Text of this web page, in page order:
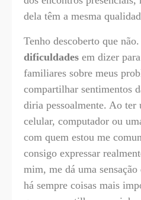
dela têm a mesma
Tenho descoberto que
dificuldades em dizer
familiares sobre meus
compartilhar sentimentos
diria pessoalmente. Ao ter
celular, computador ou
com quem estou me
consigo expressar
mim, me dá uma sensação
há sempre coisas mais